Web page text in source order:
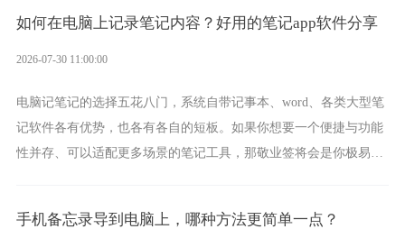
如何在电脑上记录笔记内容？好用的笔记app软件分享
2026-07-30 11:00:00
电脑记笔记的选择五花八门，系统自带记事本、word、各类大型笔
记软件各有优势，也各有各自的短板。如果你想要一个便捷与功能
性并存、可以适配更多场景的笔记工具，那敬业签将会是你极易上
手机备忘录导到电脑上，哪种方法更简单一点？